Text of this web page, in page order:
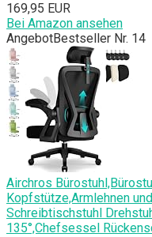
169,95 EUR
Bei Amazon ansehen
AngebotBestseller Nr. 14
Airchros
Kopfstütze,Armlehnen
Schreibtischstuhl
135°,Chefsessel